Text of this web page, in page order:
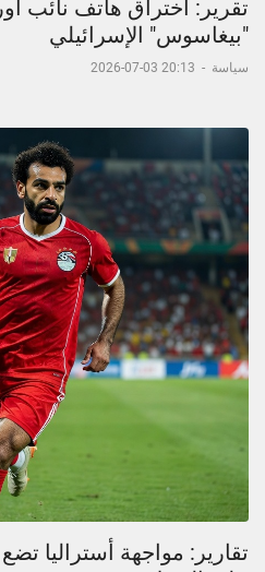
تقرير: اختراق هاتف نائب
"بيغاسوس" الإسرائيلي
سياسة -
20:13 03-07-2026
تقارير: مواجهة أستراليا